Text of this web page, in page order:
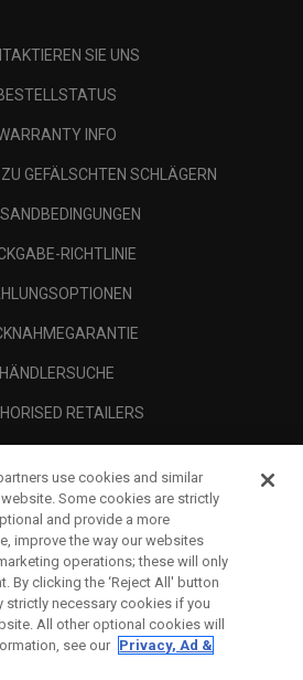
SIE UNS
INFO
GEFÄLSCHTEN SCHLÄGERN
RICHTLINIE
HÄNDLERSUCHE
RETAILERS
use cookies and similar
Some cookies are strictly
and provide a more
improve the way our websites
operations; these will only
By clicking the ‘Reject All' button
strictly necessary cookies if you
All other optional cookies will
see our Privacy, Ad &